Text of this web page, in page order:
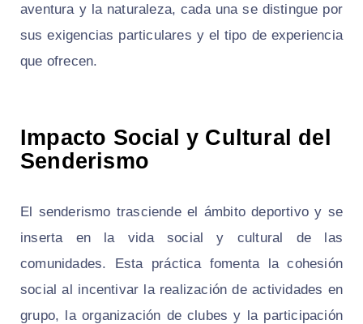
aventura y la naturaleza, cada una se distingue por
sus exigencias particulares y el tipo de experiencia
que ofrecen.
Impacto Social y Cultural del
Senderismo
El senderismo trasciende el ámbito deportivo y se
inserta en la vida social y cultural de las
comunidades. Esta práctica fomenta la cohesión
social al incentivar la realización de actividades en
grupo, la organización de clubes y la participación